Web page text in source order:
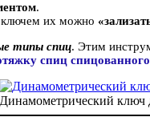
.
их можно
типы спиц. Этим
спиц
Динамометрический ключ